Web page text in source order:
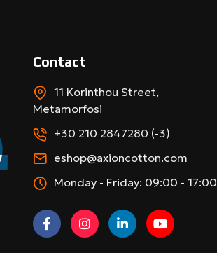
Contact
11 Korinthou Street,
Metamorfosi
+30 210 2847280 (-3)
eshop@axioncotton.com
Monday - Friday: 09:00 - 17:00